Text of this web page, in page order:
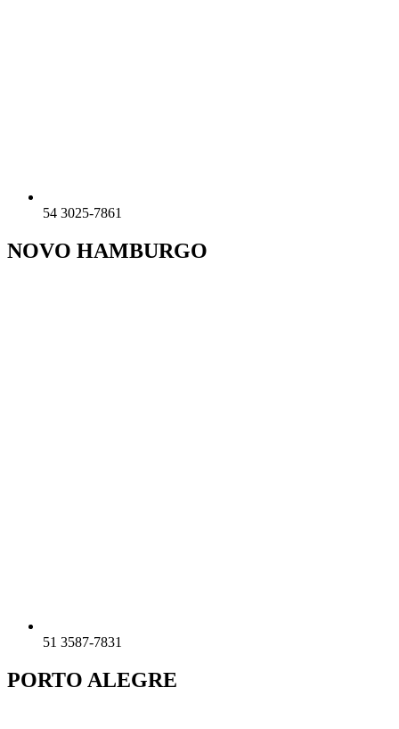
54 3025-7861
NOVO HAMBURGO
51 3587-7831
PORTO ALEGRE